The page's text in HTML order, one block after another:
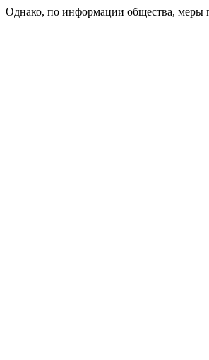
Однако, по информации общества, меры